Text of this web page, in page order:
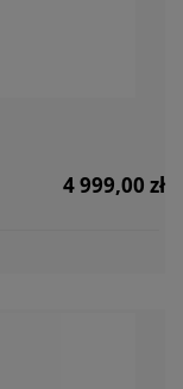
4 999,00 zł